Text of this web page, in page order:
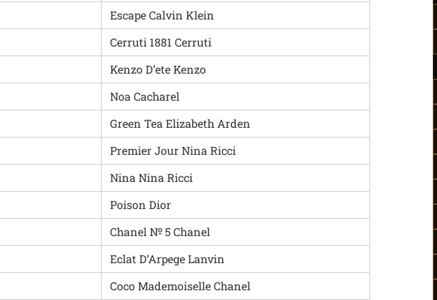
Escape Calvin Klein
Cerruti 1881 Cerruti
Kenzo D’ete Kenzo
Noa Cacharel
Green Tea Elizabeth Arden
Premier Jour Nina Ricci
Nina Nina Ricci
Poison Dior
Chanel № 5 Chanel
Eclat D’Arpege Lanvin
Coco Mademoiselle Chanel